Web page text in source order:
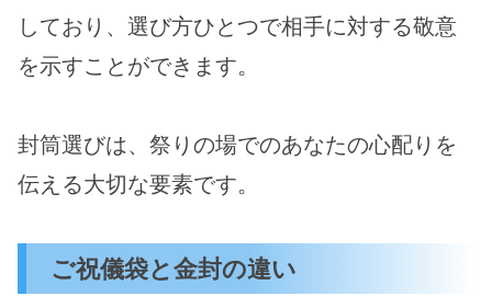
しており、選び方ひとつで相手に対する敬意
を示すことができます。
封筒選びは、祭りの場でのあなたの心配りを
伝える大切な要素です。
ご祝儀袋と金封の違い